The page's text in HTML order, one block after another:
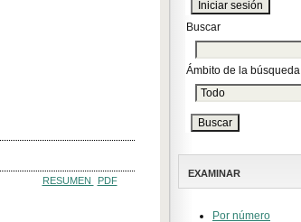
Buscar
Ámbito de la búsqueda
EXAMINAR
Por número
RESUMEN PDF